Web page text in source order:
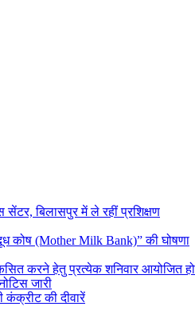
सेंटर, बिलासपुर में ले रहीं प्रशिक्षण
कोष (Mother Milk Bank)” की घोषणा
करने हेतु प्रत्येक शनिवार आयोजित
जारी
की दीवारें